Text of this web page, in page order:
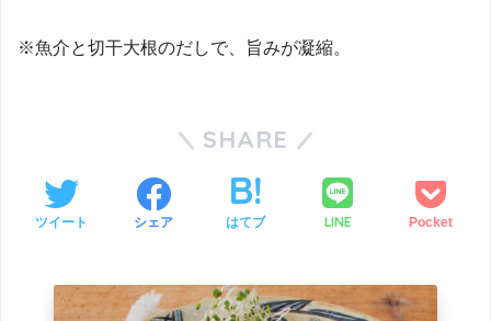
※魚介と切干大根のだしで、旨みが凝縮。
SHARE
ツイート シェア はてブ LINE Pocket